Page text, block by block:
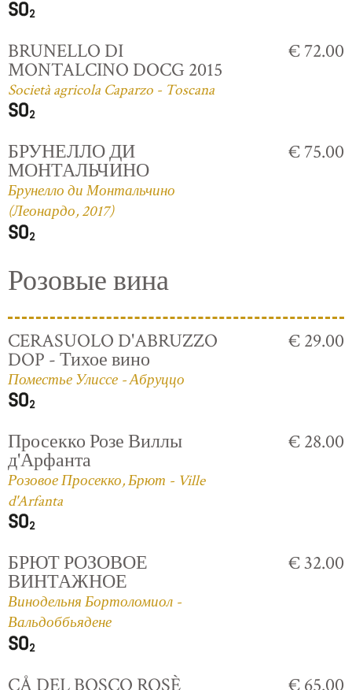
BRUNELLO DI
MONTALCINO DOCG 2015
Società agricola Caparzo - Toscana
€ 72.00
БРУНЕЛЛО ДИ
МОНТАЛЬЧИНО
Брунелло ди Монтальчино
(Леонардо, 2017)
€ 75.00
Розовые вина
CERASUOLO D'ABRUZZO
DOP - Тихое вино
Поместье Улиссе - Абруццо
€ 29.00
Просекко Розе Виллы
д'Арфанта
Розовое Просекко, Брют - Ville
d'Arfanta
€ 28.00
БРЮТ РОЗОВОЕ
ВИНТАЖНОЕ
Винодельня Бортоломиол -
Вальдоббьядене
€ 32.00
CÅ DEL BOSCO ROSÈ € 65.00